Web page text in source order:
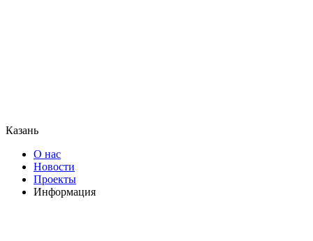
Казань
О нас
Новости
Проекты
Информация